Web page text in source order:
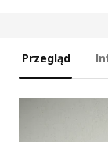
Przegląd